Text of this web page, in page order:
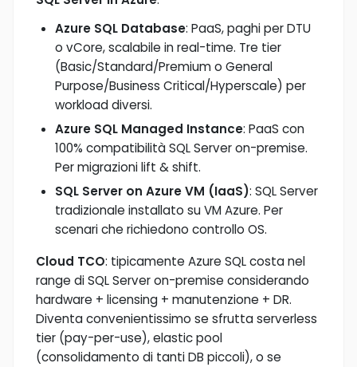
Azure SQL Database: PaaS, paghi per DTU
o vCore, scalabile in real-time. Tre tier
(Basic/Standard/Premium o General
Purpose/Business Critical/Hyperscale) per
workload diversi.
Azure SQL Managed Instance: PaaS con
100% compatibilità SQL Server on-premise.
Per migrazioni lift & shift.
SQL Server on Azure VM (IaaS): SQL Server
tradizionale installato su VM Azure. Per
scenari che richiedono controllo OS.
Cloud TCO: tipicamente Azure SQL costa nel
range di SQL Server on-premise considerando
hardware + licensing + manutenzione + DR.
Diventa convenientissimo se sfrutta serverless
tier (pay-per-use), elastic pool
(consolidamento di tanti DB piccoli), o se